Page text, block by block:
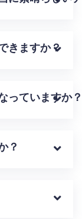
きますか？
っていますか？
？